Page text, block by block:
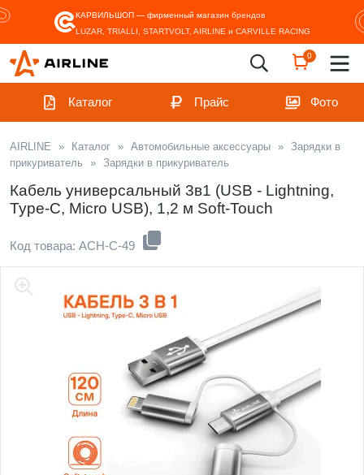
КАРВИЛЬШОП — фирменный магазин брендов
LUZAR, TRIALLI, STARTVOLT, AIRLINE и CARVILLE RACING
0
Каталог Прайс Фото
AIRLINE » Каталог » Автомобильные аксессуары » Зарядки в
прикуриватель
» Зарядки в прикуриватель
Кабель универсальный 3в1 (USB - Lightning,
Type-C, Micro USB), 1,2 м Soft-Touch
Код товара: ACH-C-49